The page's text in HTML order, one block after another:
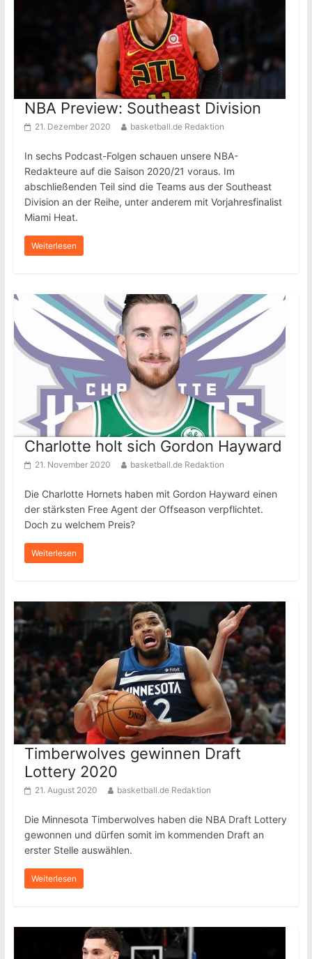
NBA Preview: Southeast Division
21. Dezember 2020 basketball.de Redaktion
In sechs Podcast-Folgen schauen unsere NBA-
Redakteure auf die Saison 2020/21 voraus. Im
abschließenden Teil sind die Teams aus der Southeast
Division an der Reihe, unter anderem mit Vorjahresfinalist
Miami Heat.
Weiterlesen
Charlotte holt sich Gordon Hayward
21. November 2020 basketball.de Redaktion
Die Charlotte Hornets haben mit Gordon Hayward einen
der stärksten Free Agent der Offseason verpflichtet.
Doch zu welchem Preis?
Weiterlesen
Timberwolves gewinnen Draft
Lottery 2020
21. August 2020 basketball.de Redaktion
Die Minnesota Timberwolves haben die NBA Draft Lottery
gewonnen und dürfen somit im kommenden Draft an
erster Stelle auswählen.
Weiterlesen